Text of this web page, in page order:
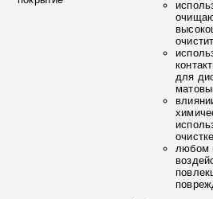
для
любом